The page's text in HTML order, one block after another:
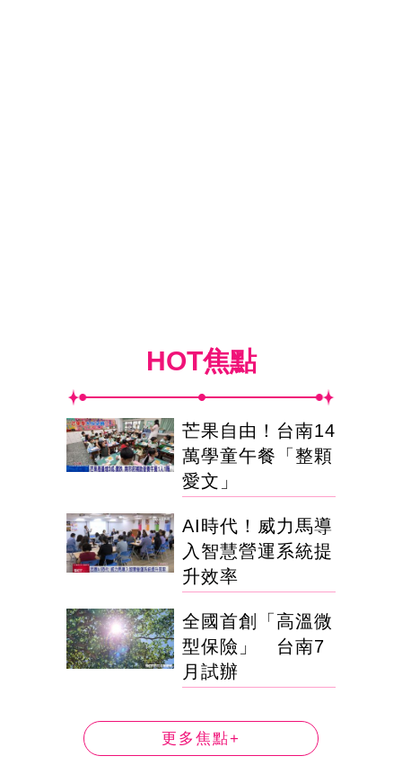
HOT焦點
芒果自由！台南14
萬學童午餐「整顆
愛文」
AI時代！威力馬導
入智慧營運系統提
升效率
全國首創「高溫微
型保險」 台南7
月試辦
更多焦點+